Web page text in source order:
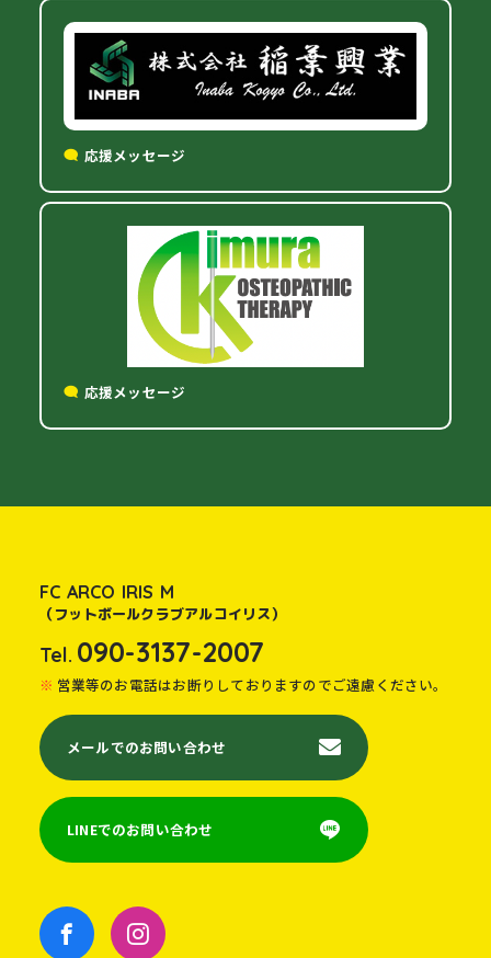
応援メッセージ
応援メッセージ
FC ARCO IRIS M
（フットボールクラブアルコイリス）
Tel. 090-3137-2007
営業等のお電話はお断りしておりますのでご遠慮ください。
メールでのお問い合わせ
LINEでのお問い合わせ